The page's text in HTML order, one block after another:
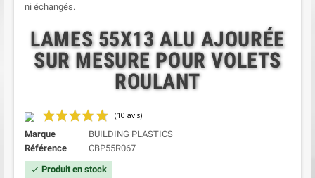
ni échangés.
LAMES 55X13 ALU AJOURÉE
SUR MESURE POUR VOLETS
ROULANT
Marque
BUILDING PLASTICS
Référence
CBP55R067
check Produit en stock